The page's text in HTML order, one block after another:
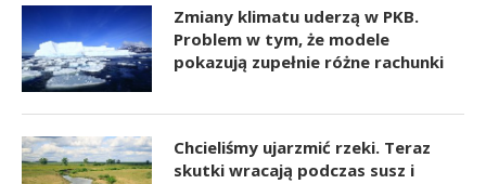
Zmiany klimatu uderzą w PKB.
Problem w tym, że modele
pokazują zupełnie różne rachunki
Chcieliśmy ujarzmić rzeki. Teraz
skutki wracają podczas susz i